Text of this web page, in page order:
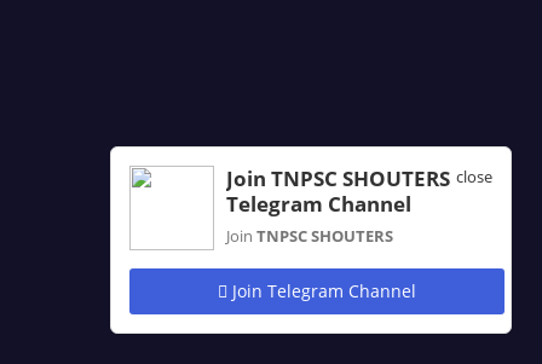
close
Join TNPSC SHOUTERS
Telegram Channel
Join TNPSC SHOUTERS
Join Telegram Channel